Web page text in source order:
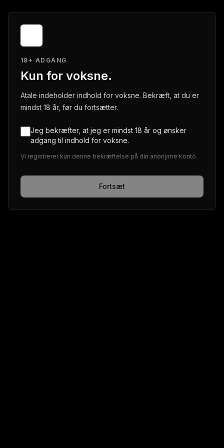
18+ ADGANG
Kun for voksne.
Atale indeholder indhold for voksne. Bekræft, at du er
mindst 18 år, før du fortsætter.
Jeg bekræfter, at jeg er mindst 18 år og ønsker
adgang til indhold for voksne.
Vi registrerer kun denne bekræftelse på din anonyme konto.
Fortsæt